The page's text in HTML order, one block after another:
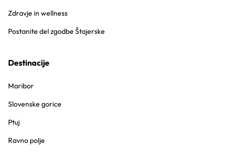
Zdravje in wellness
Postanite del zgodbe Štajerske
Destinacije
Maribor
Slovenske gorice
Ptuj
Ravno polje